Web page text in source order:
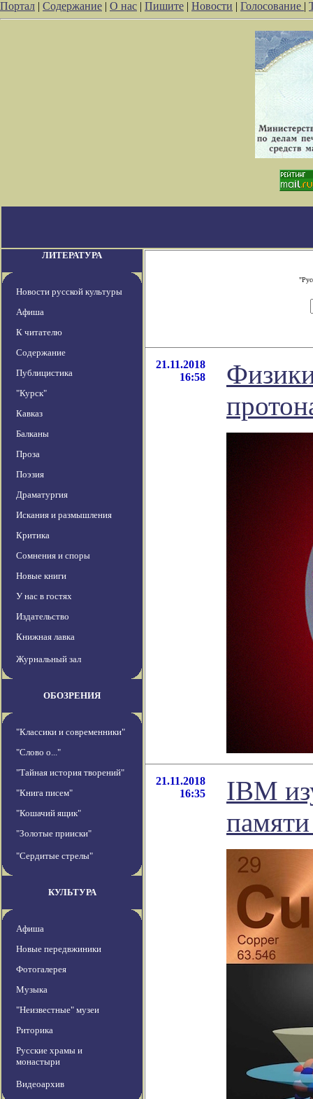
Портал | Содержание | О нас | Пишите | Новости | Голосование |
ЛИТЕРАТУРА
Новости русской культуры
Афиша
К читателю
Содержание
Публицистика
"Курск"
Кавказ
Балканы
Проза
Поэзия
Драматургия
Искания и размышления
Критика
Сомнения и споры
Новые книги
У нас в гостях
Издательство
Книжная лавка
Журнальный зал
ОБОЗРЕНИЯ
"Классики и современники"
"Слово о..."
"Тайная история творений"
"Книга писем"
"Кошачий ящик"
"Золотые прииски"
"Сердитые стрелы"
КУЛЬТУРА
Афиша
Новые передвжиники
Фотогалерея
Музыка
"Неизвестные" музеи
Риторика
Русские храмы и
монастыри
Видеоархив
21.11.2018
16:58
21.11.2018
16:35
IBM